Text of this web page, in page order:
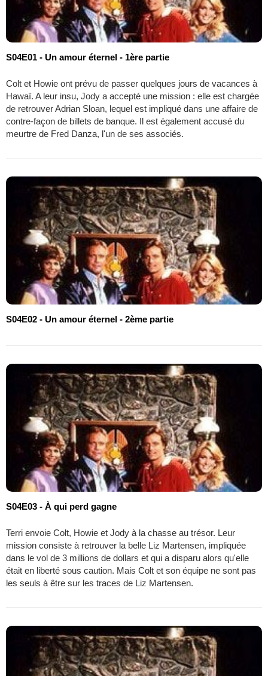
S04E01 - Un amour éternel - 1ère partie
Colt et Howie ont prévu de passer quelques jours de vacances à
Hawaï. A leur insu, Jody a accepté une mission : elle est chargée
de retrouver Adrian Sloan, lequel est impliqué dans une affaire de
contre-façon de billets de banque. Il est également accusé du
meurtre de Fred Danza, l'un de ses associés.
S04E02 - Un amour éternel - 2ème partie
S04E03 - À qui perd gagne
Terri envoie Colt, Howie et Jody à la chasse au trésor. Leur
mission consiste à retrouver la belle Liz Martensen, impliquée
dans le vol de 3 millions de dollars et qui a disparu alors qu'elle
était en liberté sous caution. Mais Colt et son équipe ne sont pas
les seuls à être sur les traces de Liz Martensen.